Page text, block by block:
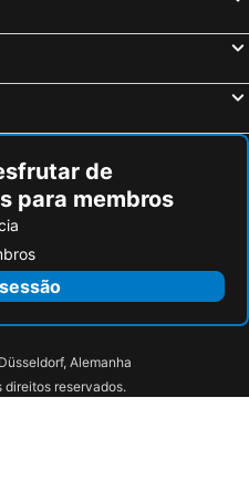
Castel Frentano, bed and breakfasts
de
para membros
Alemanha
reservados.